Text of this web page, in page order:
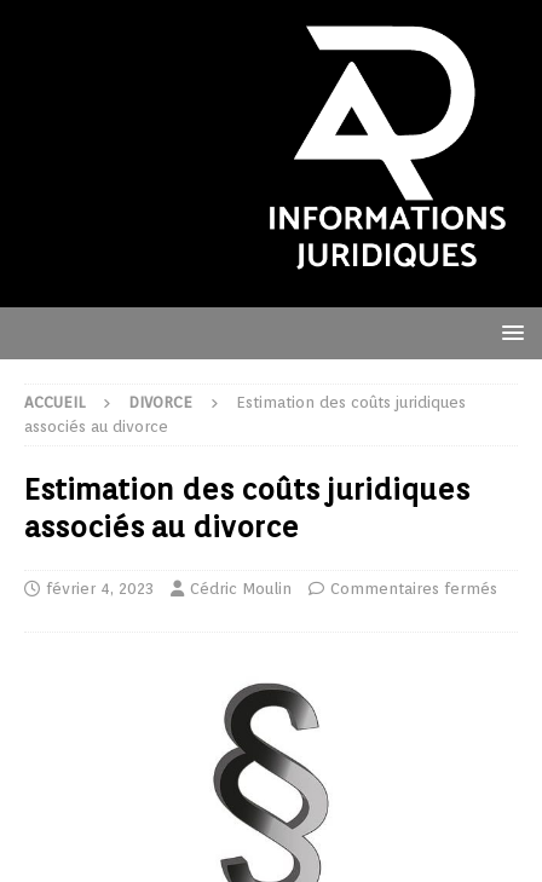
ACCUEIL DIVORCE
Estimation des coûts juridiques
associés au divorce
Estimation des coûts juridiques
associés au divorce
février 4, 2023 Cédric Moulin Commentaires fermés